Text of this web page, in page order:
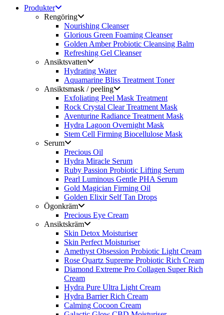
Produkter
Rengöring
Nourishing Cleanser
Glorious Green Foaming Cleanser
Golden Amber Probiotic Cleansing Balm
Refreshing Gel Cleanser
Ansiktsvatten
Hydrating Water
Aquamarine Bliss Treatment Toner
Ansiktsmask / peeling
Exfoliating Peel Mask Treatment
Rock Crystal Clear Treatment Mask
Aventurine Radiance Treatment Mask
Hydra Lagoon Overnight Mask
Stem Cell Firming Biocellulose Mask
Serum
Precious Oil
Hydra Miracle Serum
Ruby Passion Probiotic Lifting Serum
Pearl Luminous Gentle PHA Serum
Gold Magician Firming Oil
Golden Elixir Self Tan Drops
Ögonkräm
Precious Eye Cream
Ansiktskräm
Skin Detox Moisturiser
Skin Perfect Moisturiser
Amethyst Obsession Probiotic Light Cream
Rose Quartz Supreme Probiotic Rich Cream
Diamond Extreme Pro Collagen Super Rich
Cream
Hydra Pure Ultra Light Cream
Hydra Barrier Rich Cream
Calming Cocoon Cream